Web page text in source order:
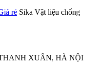
Sika Vật liệu chống
XUÂN, HÀ NỘI